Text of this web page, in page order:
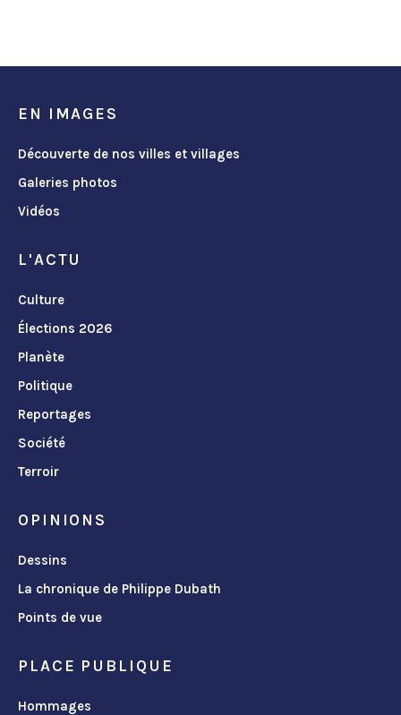
EN IMAGES
Découverte de nos villes et villages
Galeries photos
Vidéos
L'ACTU
Culture
Élections 2026
Planète
Politique
Reportages
Société
Terroir
OPINIONS
Dessins
La chronique de Philippe Dubath
Points de vue
PLACE PUBLIQUE
Hommages